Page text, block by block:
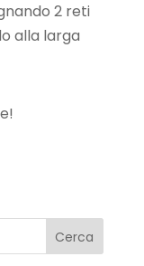
2 reti
alla larga